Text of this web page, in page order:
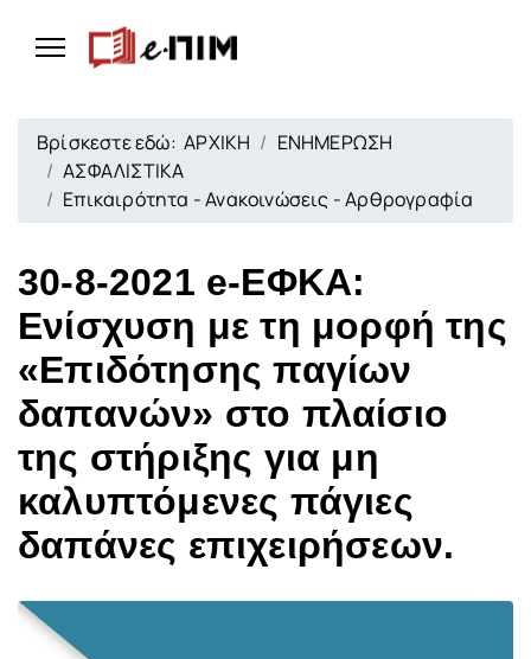
Βρίσκεστε εδώ:ΑΡΧΙΚΗ
ΕΝΗΜΕΡΩΣΗ
ΑΣΦΑΛΙΣΤΙΚΑ
Επικαιρότητα - Ανακοινώσεις - Αρθρογραφία
30-8-2021 e-ΕΦΚΑ:
Ενίσχυση με τη μορφή της
«Επιδότησης παγίων
δαπανών» στο πλαίσιο
της στήριξης για μη
καλυπτόμενες πάγιες
δαπάνες επιχειρήσεων.